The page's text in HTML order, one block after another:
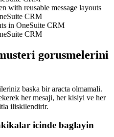
gorusmelerini
baska bir aracta olmamali.
her mesaji, her kisiyi ve her
iliskilendirir.
icinde baglayin